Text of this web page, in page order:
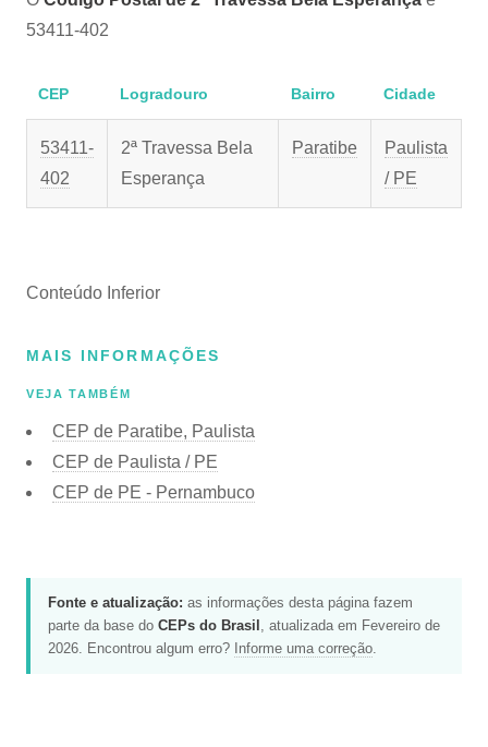
53411-402
CEP Logradouro Bairro Cidade
53411-
402
2ª Travessa Bela
Esperança
Paratibe
Paulista
/ PE
Conteúdo Inferior
MAIS INFORMAÇÕES
VEJA TAMBÉM
CEP de Paratibe, Paulista
CEP de Paulista / PE
CEP de PE - Pernambuco
Fonte e atualização: as informações desta página fazem
parte da base do CEPs do Brasil , atualizada em Fevereiro de
2026. Encontrou algum erro? Informe uma correção.